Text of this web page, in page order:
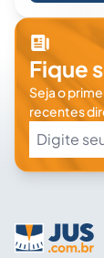
Fique
Seja o
recentes